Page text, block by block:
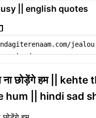
|| english quotes
छोड़ेंगे हम || kehte
hum || hindi sad